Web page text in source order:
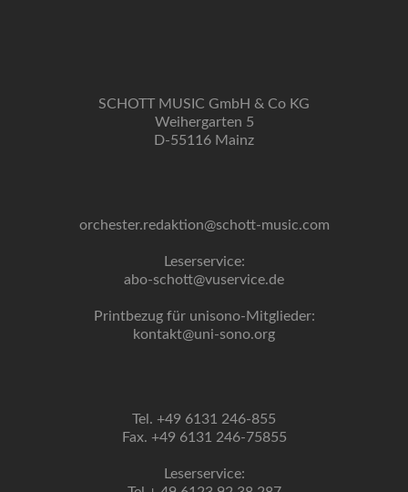
SCHOTT MUSIC GmbH & Co KG
Weihergarten 5
D-55116 Mainz
orchester.redaktion@schott-music.com
Leserservice:
abo-schott@vuservice.de
Printbezug für unisono-Mitglieder:
kontakt@uni-sono.org
Tel. +49 6131 246-855
Fax. +49 6131 246-75855
Leserservice: